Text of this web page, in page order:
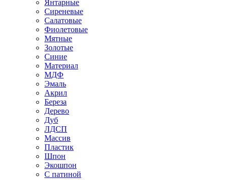
Янтарные
Сиреневые
Салатовые
Фиолетовые
Мятные
Золотые
Синие
Материал
МДФ
Эмаль
Акрил
Береза
Дерево
Дуб
ЛДСП
Массив
Пластик
Шпон
Экошпон
С патиной